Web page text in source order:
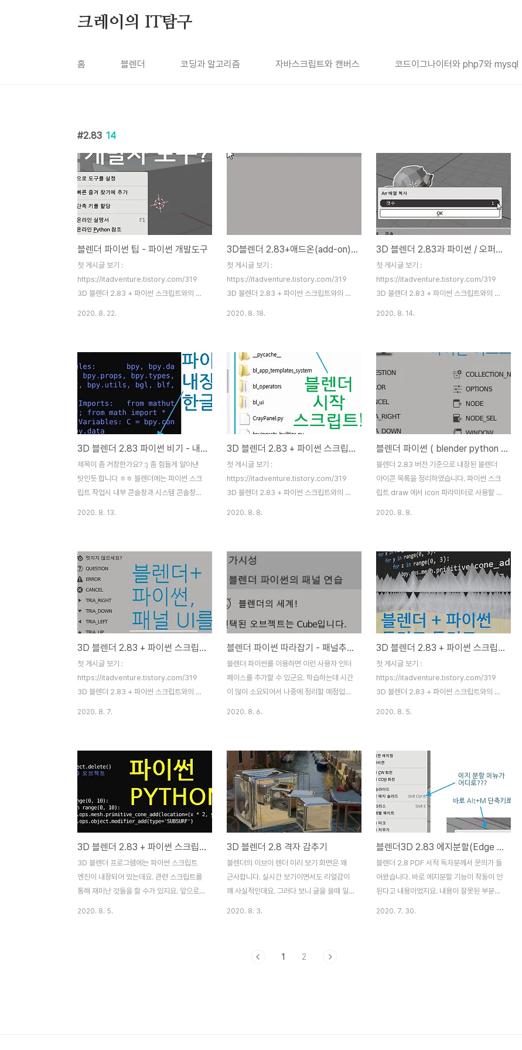
크레이의 IT탐구
홈 블렌더 코딩과 알고리즘 자바스크립트와 캔버스 코드이그나이터와 php7와 mysql
2.83 14
블렌더 파이썬 팁 - 파이썬 개발도구
첫 게시글 보기 :
https://itadventure.tistory.com/319
3D 블렌더 2.83 + 파이썬 스크립트와의 만
시간을 가져보도록 �
itadventure.tistory.com 웹 브라우저에
는 개발자 도구란게 있지요. 웹 브라우저에서
F12 키를 치면 개발도구가 등장합니다. 웹 개
발 작업을 위해서 대부분 사용하고 있는 툴이
지요. 그런데 파이쎤에도 비슷한 툴이 있습니
다. 바로 파이썬 툴팁(Python Tooltips)과
개발자 추가정보(Developer Extras)입니
다. 편집 - 환경설정을 선택하신 후 인터페이
스 ..
2020. 8. 22.
3D블렌더 2.83+애드온(add-on) 만들기+파이썬
첫 게시글 보기 :
https://itadventure.tistory.com/319
3D 블렌더 2.83 + 파이썬 스크립트와의 만
시간을 가져보도록 �
itadventure.tistory.com 크레이가 블렌
더에서 파이썬을 시작한지 2주가 되었습니
다. 오늘은 블렌더 파이썬의 꽃, 애드온
(add-on)을 만드는 방법을 살펴보도록 하겠
습니다. 블렌더에서 제공하는 기본 애드온을
블렌더 시스템에 추가하는 방법에 대해서는
아래에 나와 있습니다.
https://itadventure.tistory.com/283 b
v 블렌더 키트 애드온 ( Bl..
2020. 8. 18.
3D 블렌더 2.83과 파이썬 / 오퍼레이터로 팝업창을! ( 3.2 변경분 추가 )
첫 게시글 보기 :
https://itadventure.tistory.com/319
3D 블렌더 2.83 + 파이썬 스크립트와의 만
itadventure.tistory.com 3D 블렌더의
모든 기능은 F3 단축키에서 만나볼 수 있는
데요. 블렌더를 실행한 후 3차원 뷰에서 F3
키를 치면 아래와 같은 팝업창을 만나 볼 수
있습니다. 화살표키를 아래로 쭉 내려보면 어
마 무시한 내용들이 들어 있습니다. 아쉽게도
블렌더 내에서는 한글 타이핑이 안되서 유용
하게 사용하기에는 좀 어려움이 있습니다. 한
번 메모장에서 '섭디'를 ..
2020. 8. 14.
3D 블렌더 2.83 파이썬 비기 - 내부 콘솔창에 한글 출력하기
제목이 좀 거창한가요? :) 좀 힘들게 알아낸
탓인듯 합니다 ㅎㅎ 블렌더에는 파이썬 스크
립트 작업시 내부 콘솔창과 시스템 콘솔창이
문으로는 시스템 콘솔창 으로만 출력이 가능
하고, '한글'이 전혀 출력이 안된다는 것입니
다. 내장 콘솔은 스크립트를 여러줄 짜서 한
다기 보다는 그냥 인터프리터 ( 바로 실행 )
용이지요. 아래와 같이 utf-8 로 코드 페이지
를 바꾸는 명령어도 시도해보았고,
os.system('chcp 65001') 현재 콘솔창의
한글에 맞추어 코드를 변환 출력도 해보았으
나 상위 MSB 1bit 부분을 특정 조건에서 떼..
2020. 8. 13.
3D 블렌더 2.83 + 파이썬 스크립트 / 시작 프로그램? 노노, 시작 스크립트!
첫 게시글 보기 :
https://itadventure.tistory.com/319
3D 블렌더 2.83 + 파이썬 스크립트와의 만
시간을 가져보도록 �
itadventure.tistory.com 지난 챕터에서
패널 UI 추가하기를 다뤄 보았었는데요. 블렌
더를 종료했다가 다시 시작하면, 추가한 패널
이 어디론가 온데 간데 없어졌을 겁니다. 어
떻게 된 걸까요? 사실 지난번에 실행한 파이
썬 스크립트는 1회용입니다. 다시 UI 패널을
추가하기 위해서는 지난번 작업했던 .blend
파일을 열고 스크립트를 다시 실행해야만 하
지요. 은근히 번거롭지..
2020. 8. 8.
블렌더 파이썬 ( blender python ) 내장 ICON 792개
블렌더 2.83 버전 기준으로 내장된 블렌더
아이콘 목록을 정리하였습니다. 파이썬 스크
립트 draw 에서 icon 파라미터로 사용할 수
TRIA_RIGHT, TRIA_DOWN,
TRIA_LEFT, TRIA_UP,
ARROW_LEFTRIGHT, PLUS,
DISCLOSURE_TRI_RIGHT,
DISCLOSURE_TRI_DOWN,
RADIOBUT_OFF, RADIOBUT_ON,
MENU_PANEL, BLENDER, GRIP, DOT,
COLLAPSEMENU, X, DUPLICATE,
TRASH, ..
2020. 8. 8.
3D 블렌더 2.83 + 파이썬 스크립트 / 패널 UI 추가하기
첫 게시글 보기 :
https://itadventure.tistory.com/319
3D 블렌더 2.83 + 파이썬 스크립트와의 만
시간을 가져보도록 �
itadventure.tistory.com 블렌더 파이썬
에는 블렌더 화면 UI(User Interface) 를
추가하고 실행할 수 있는 기능이 있습니다.
블렌더 화면의 우측 속성탭에 있는 요소들을
패널(Panel)이라고 부르는데요. 파이썬 스크
립트를 이용하면 이 패널 형식으로 내가 원하
는 내용을 추가할 수 있습니다. 물론 기능 작
동도 되도록 말이지요. 패널을 추가하는 공식
스크립트 안..
2020. 8. 7.
블렌더 파이썬 따라잡기 - 패널추가 익히기
블렌더 파이썬를 이용하면 이런 사용자 인터
페이스를 추가할 수 있군요. 학습하는데 시간
이 많이 소요되어서 나중에 정리할 예정입니
bl_space_type = 'PROPERTIES'
bl_region_type = 'WINDOW'
bl_context = "object" def draw(self,
context):
self.layout.row().label(text="블렌더의
세계!", icon='WORLD_DATA')
self.layout.row().label(text="선택된 오
브젝트는 " + conte..
2020. 8. 6.
3D 블렌더 2.83 + 파이썬 스크립트 / 돌리고돌리고~ for 반복문
첫 게시글 보기 :
https://itadventure.tistory.com/319
3D 블렌더 2.83 + 파이썬 스크립트와의 만
시간을 가져보도록 �
itadventure.tistory.com 지난 챕터에서
는 파이썬 스크립트 레이아웃과 텍스트 편집
기를 통하여 파이썬 스크립트를 작성하고 간
단히 실행하는 방법을 살펴보았습니다. 그리
고 나서 스크립트를 하나 제시해드렸었는데
요. 실행해 보셨나 모르겠습니다 :) 아래와 같
은 스크립트인데요. import bpy
bpy..
2020. 8. 5.
3D 블렌더 2.83 + 파이썬 스크립트와의 만남
3D 블렌더 프로그램에는 파이썬 스크립트
엔진이 내장되어 있는데요. 관련 스크립트를
통해 재미난 것들을 할 수가 있지요. 앞으로
2020. 8. 5.
3D 블렌더 2.8 격자 감추기
블렌더의 이브이 렌더 미리 보기 화면은 꽤
근사합니다. 실시간 보기이면서도 리얼감이
꽤 사실적인데요. 그러다 보니 글을 쓸때 일
인 것들이 화면에 함게 표시되어 있는데요.
2020. 8. 3.
블렌더3D 2.83 에지분할(Edge split) 어디로 가버렸나? ( Where is Edge split in Blender 2.83? )
블렌더 2.8 PDF 서적 독자분께서 문의가 들
어왔습니다. 바로 에지분할 기능이 작동이 안
된다고 내용이었지요. 내용이 잘못된 부분이
2020. 7. 30.
1 2